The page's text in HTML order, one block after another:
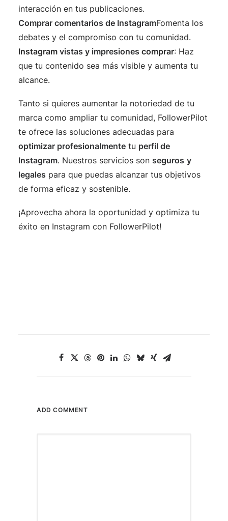
interacción en tus publicaciones.
Comprar comentarios de InstagramFomenta los
debates y el compromiso con tu comunidad.
Instagram vistas y impresiones comprar: Haz
que tu contenido sea más visible y aumenta tu
alcance.
Tanto si quieres aumentar la notoriedad de tu
marca como ampliar tu comunidad, FollowerPilot
te ofrece las soluciones adecuadas para
optimizar profesionalmente tu perfil de
Instagram. Nuestros servicios son seguros y
legales para que puedas alcanzar tus objetivos
de forma eficaz y sostenible.
¡Aprovecha ahora la oportunidad y optimiza tu
éxito en Instagram con FollowerPilot!
ADD COMMENT